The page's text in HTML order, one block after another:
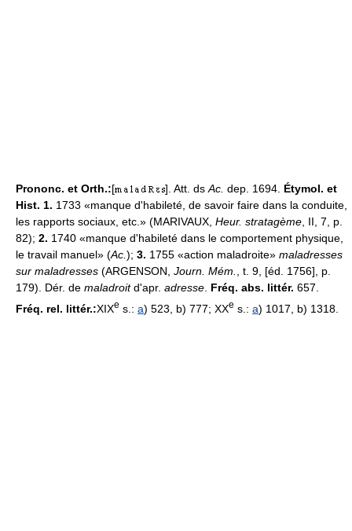
Prononc. et Orth.:[ ]. Att. ds Ac. dep. 1694. Étymol. et
Hist. 1. 1733 «manque d'habileté, de savoir faire dans la conduite,
les rapports sociaux, etc.» (MARIVAUX, Heur. stratagème , II, 7, p.
82); 2. 1740 «manque d'habileté dans le comportement physique,
le travail manuel» (Ac. ); 3. 1755 «action maladroite» maladresses
sur maladresses (ARGENSON, Journ. Mém.
, t. 9, [éd. 1756], p.
179). Dér. de maladroitd'apr. adresse Fréq. abs. littér. 657.
Fréq. rel. littér.:XIXe s.: a) 523, b) 777; XXe s.: a) 1017, b) 1318.